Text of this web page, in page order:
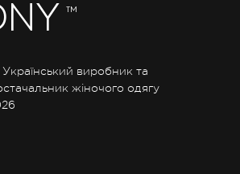
™
виробник та
жіночого одягу